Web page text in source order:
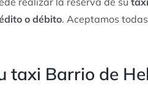
o débito. Aceptamos
taxi Barrio de